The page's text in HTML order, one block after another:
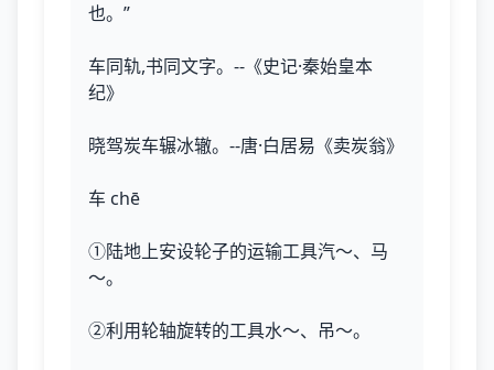
也。”
车同轨,书同文字。--《史记·秦始皇本
纪》
晓驾炭车辗冰辙。--唐·白居易《卖炭翁》
车 chē
①陆地上安设轮子的运输工具汽～、马
～。
②利用轮轴旋转的工具水～、吊～。